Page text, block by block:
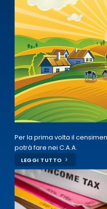
Per la prima volta il
potrà fare nei C.A.A.
LEGGI TUTTO